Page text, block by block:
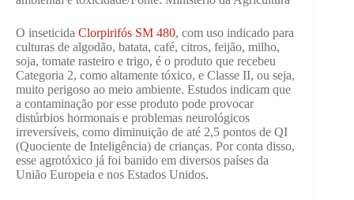
O inseticida Clorpirifós SM 480, com uso indicado para
culturas de algodão, batata, café, citros, feijão, milho,
soja, tomate rasteiro e trigo, é o produto que recebeu
Categoria 2, como altamente tóxico, e Classe II, ou seja,
muito perigoso ao meio ambiente. Estudos indicam que
a contaminação por esse produto pode provocar
distúrbios hormonais e problemas neurológicos
irreversíveis, como diminuição de até 2,5 pontos de QI
(Quociente de Inteligência) de crianças. Por conta disso,
esse agrotóxico já foi banido em diversos países da
União Europeia e nos Estados Unidos.